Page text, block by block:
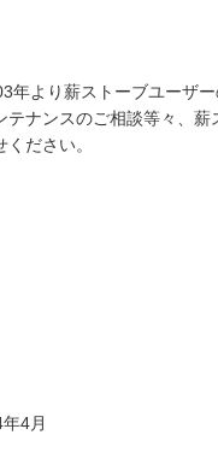
年より薪ストーブユーザー
テナンスのご相談等々、
ださい。
4月